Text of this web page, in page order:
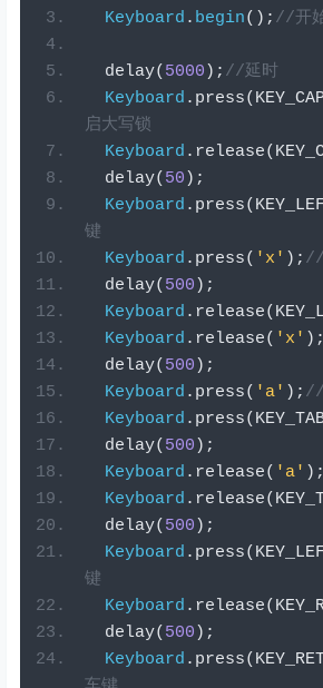
Keyboard . begin(); //开
  delay
( 5000 ); //延时
Keyboard . press(
启大写锁
Keyboard . release(
  delay
( 50 );
Keyboard . press(
键
Keyboard . press( 'x' ); //
  delay
( 500 );
Keyboard . release(
Keyboard . release( 'x' );
  delay
( 500 );
Keyboard . press( 'a' ); //
Keyboard . press(
  delay
( 500 );
Keyboard . release( 'a' );
Keyboard . release(
  delay
( 500 );
Keyboard . press(
键
Keyboard . release(
  delay
( 500 );
Keyboard . press(